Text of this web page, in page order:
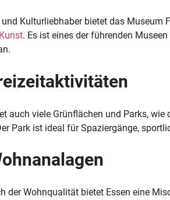
und Kulturliebhaber bietet das
Kunst. Es ist eines der führenden
auch viele Grünflächen und Parks,
Park ist ideal für Spaziergänge,
der Wohnqualität bietet Essen eine